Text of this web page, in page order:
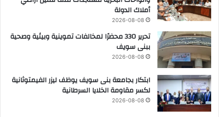
أملاك الدولة
2026-08-08
تحرير 330 محضرًا لمخالفات تموينية وبيئية وصحية
ببنى سويف
2026-08-08
ابتكار بجامعة بنى سويف يوظف ليزر الفيمتوثانية
لكسر مقاومة الخلايا السرطانية
2026-08-08